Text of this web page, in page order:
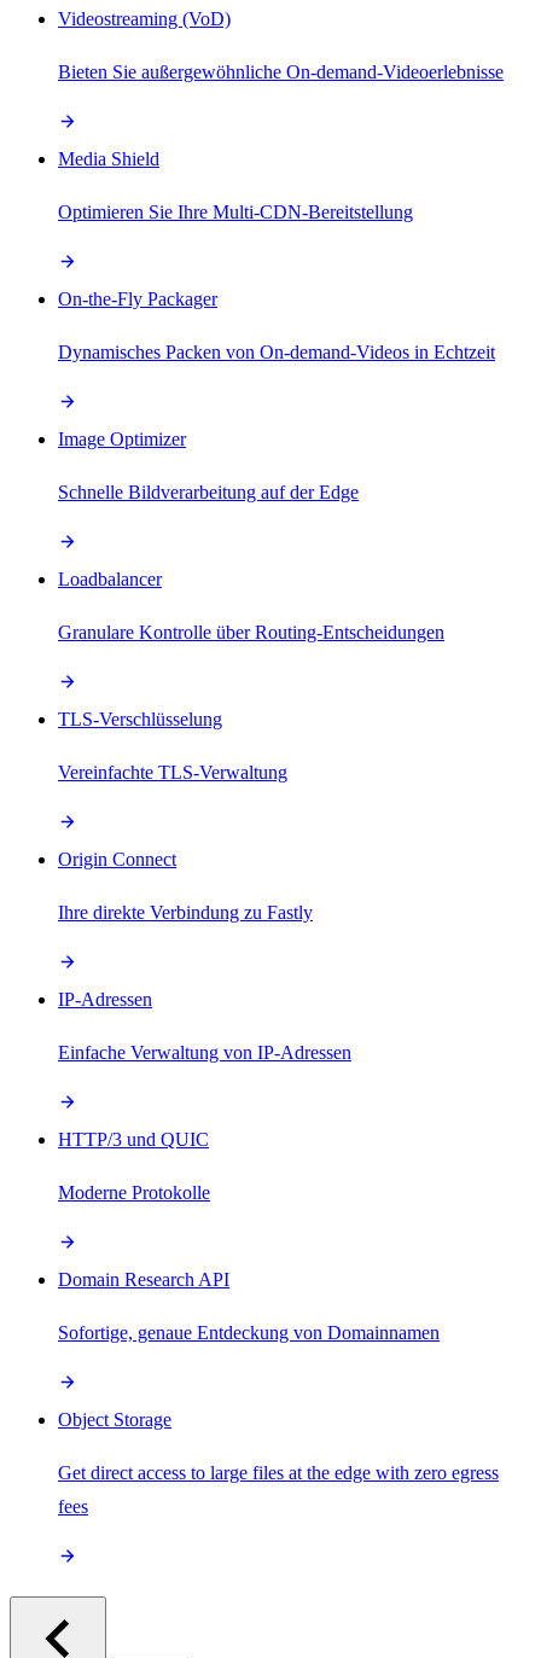
Videostreaming (VoD)
Bieten Sie außergewöhnliche On-demand-Videoerlebnisse
Media Shield
Optimieren Sie Ihre Multi-CDN-Bereitstellung
On-the-Fly Packager
Dynamisches Packen von On-demand-Videos in Echtzeit
Image Optimizer
Schnelle Bildverarbeitung auf der Edge
Loadbalancer
Granulare Kontrolle über Routing-Entscheidungen
TLS-Verschlüsselung
Vereinfachte TLS-Verwaltung
Origin Connect
Ihre direkte Verbindung zu Fastly
IP-Adressen
Einfache Verwaltung von IP-Adressen
HTTP/3 und QUIC
Moderne Protokolle
Domain Research API
Sofortige, genaue Entdeckung von Domainnamen
Object Storage
Get direct access to large files at the edge with zero egress
fees